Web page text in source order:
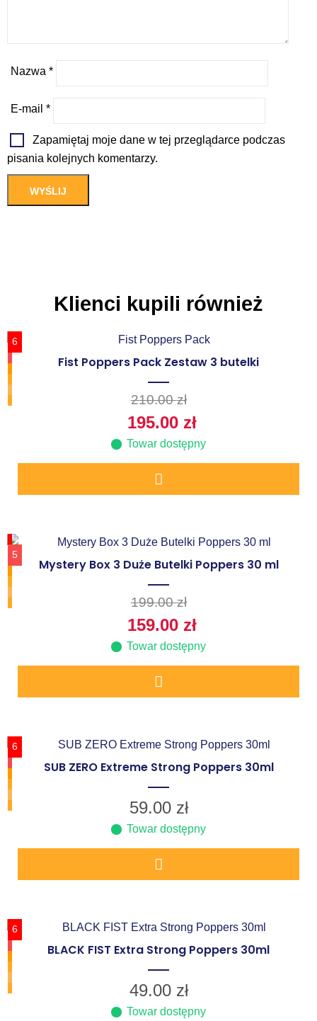
Nazwa *
E-mail *
Zapamiętaj moje dane w tej przeglądarce podczas
pisania kolejnych komentarzy.
Klienci kupili również
6
Fist Poppers Pack Zestaw 3 butelki
210.00zł
195.00 zł
Towar dostępny
5
Mystery Box 3 Duże Butelki Poppers 30 ml
199.00zł
159.00 zł
Towar dostępny
6
SUB ZERO Extreme Strong Poppers 30ml
59.00 zł
Towar dostępny
6
BLACK FIST Extra Strong Poppers 30ml
49.00 zł
Towar dostępny